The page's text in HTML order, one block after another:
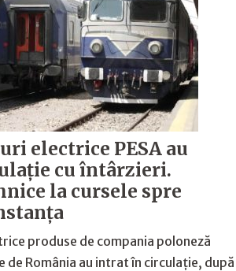
electrice PESA au
cu întârzieri.
la cursele spre
produse de compania poloneză
de România au intrat în circulație, după